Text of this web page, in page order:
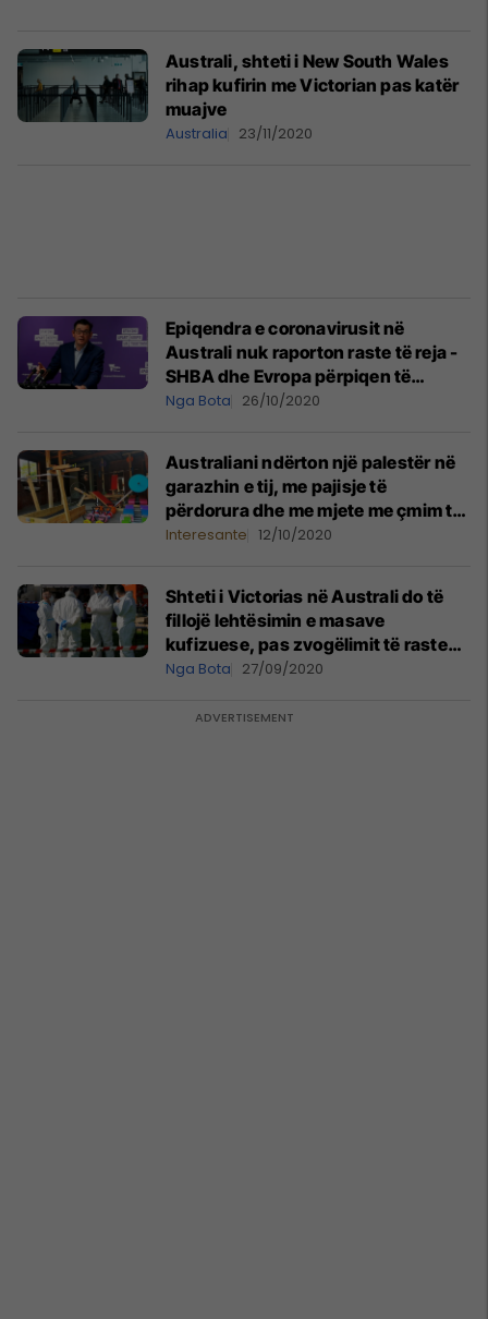
Australi, shteti i New South Wales
rihap kufirin me Victorian pas katër
muajve
Australia 23/11/2020
Epiqendra e coronavirusit në
Australi nuk raporton raste të reja -
SHBA dhe Evropa përpiqen të
parandalojnë shpërthimin e ri
Nga Bota 26/10/2020
Australiani ndërton një palestër në
garazhin e tij, me pajisje të
përdorura dhe me mjete me çmim të
volitshëm
Interesante 12/10/2020
Shteti i Victorias në Australi do të
fillojë lehtësimin e masave
kufizuese, pas zvogëlimit të rasteve
me COVID-19
Nga Bota 27/09/2020